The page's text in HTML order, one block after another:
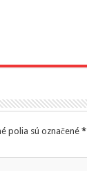
polia sú označené*